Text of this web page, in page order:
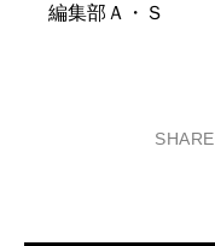
編集部Ａ・Ｓ
SHARE